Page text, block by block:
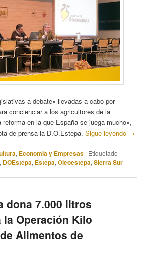
a debate» llevadas a cabo por
concienciar a los agricultores de la
reforma en la que España se juega mucho»,
de prensa la D.O.Estepa.Sigue leyendo →
, Economia y Empresas | Etiquetado
, DOEstepa, Estepa,Oleoestepa,Sierra Sur
dona 7.000 litros
la Operación Kilo
Alimentos de